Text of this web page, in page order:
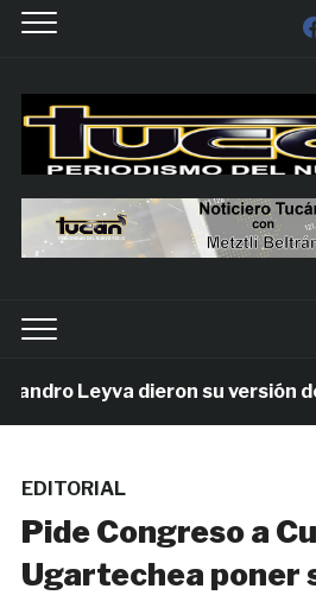
Leyva dieron su versión
EDITORIAL
Pide Congreso a
Ugartechea poner